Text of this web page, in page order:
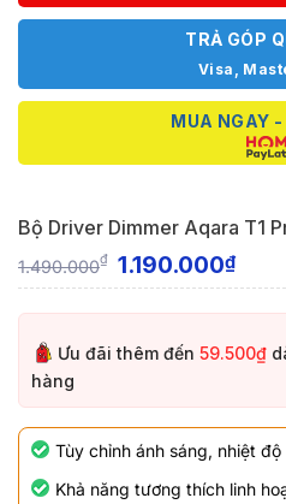
TRẢ GÓP
Visa,
MUA NGAY -
Bộ Driver Dimmer Aqara T1
1.490.000₫ 1.190.000₫
Ưu đãi thêm đến 59.500₫
hàng
Tùy chỉnh ánh sáng, nhiệt
Khả năng tương thích linh